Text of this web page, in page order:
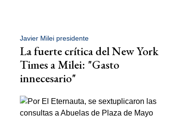
Javier Milei presidente
La fuerte crítica del New York
Times a Milei: "Gasto
innecesario"